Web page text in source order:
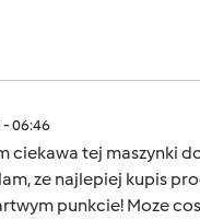
06:46
ciekawa tej maszynki
ze najlepiej kupis
punkcie! Moze